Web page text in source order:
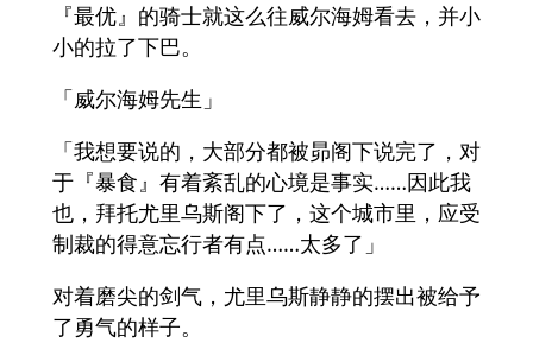
『最优』的骑士就这么往威尔海姆看去，并小
小的拉了下巴。
「威尔海姆先生」
「我想要说的，大部分都被昴阁下说完了，对
于『暴食』有着紊乱的心境是事实……因此我
也，拜托尤里乌斯阁下了，这个城市里，应受
制裁的得意忘行者有点……太多了」
对着磨尖的剑气，尤里乌斯静静的摆出被给予
了勇气的样子。